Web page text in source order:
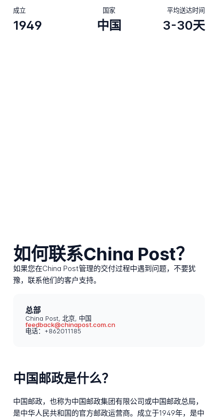
成立
1949
国家
中国
平均送达时间
3-30天
如何联系China Post？
如果您在China Post管理的交付过程中遇到问题，不要犹
豫，联系他们的客户支持。
总部
China Post, 北京, 中国
feedback@chinapost.com.cn
电话：+862011185
中国邮政是什么？
中国邮政，也称为中国邮政集团有限公司或中国邮政总局，
是中华人民共和国的官方邮政运营商。成立于1949年，是中